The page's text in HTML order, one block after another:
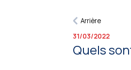
Arrière
31/03/2022
Quels